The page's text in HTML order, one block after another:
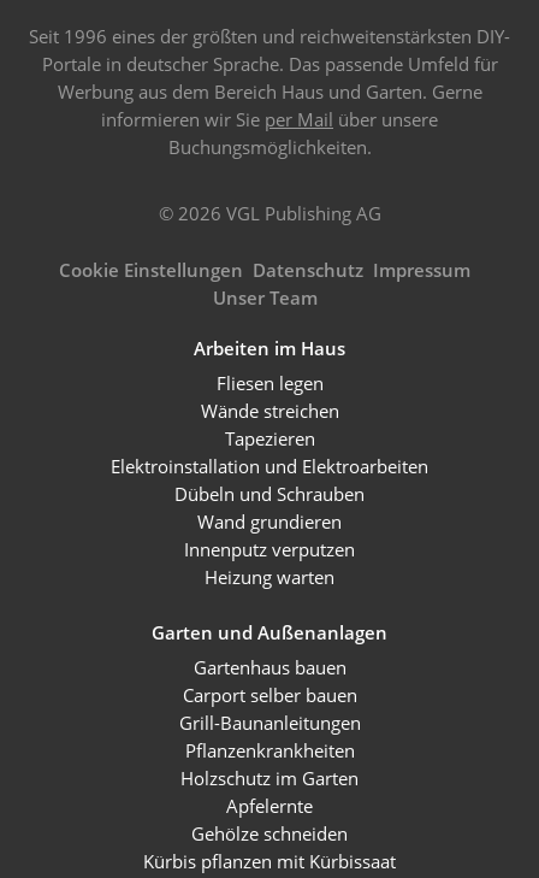
Seit 1996 eines der größten und reichweitenstärksten DIY-
Portale in deutscher Sprache. Das passende Umfeld für
Werbung aus dem Bereich Haus und Garten. Gerne
informieren wir Sie per Mail über unsere
Buchungsmöglichkeiten.
© 2026 VGL Publishing AG
Cookie Einstellungen Datenschutz Impressum
Unser Team
Arbeiten im Haus
Fliesen legen
Wände streichen
Tapezieren
Elektroinstallation und Elektroarbeiten
Dübeln und Schrauben
Wand grundieren
Innenputz verputzen
Heizung warten
Garten und Außenanlagen
Gartenhaus bauen
Carport selber bauen
Grill-Baunanleitungen
Pflanzenkrankheiten
Holzschutz im Garten
Apfelernte
Gehölze schneiden
Kürbis pflanzen mit Kürbissaat